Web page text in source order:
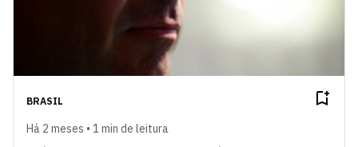
BRASIL
Há 2 meses • 1 min de leitura